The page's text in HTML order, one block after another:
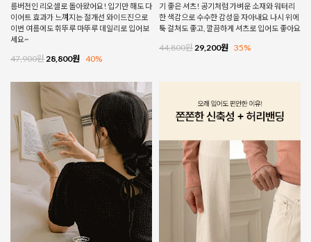
름버전인 리오셀로 돌아왔어요! 입기만 해도 다
이어트 효과가 느껴지는 절개선 와이드진으로
이번 여름에도 휘뚜루 마뚜루 데일리로 입어보
세요~
47,900원 28,800원 40%
기 좋은 셔츠! 공기처럼 가벼운 소재와 워터리
한 색감으로 수수한 감성을 자아내요 나시 위에
툭 걸쳐도 좋고, 깔끔하게 셔츠로 입어도 좋아요
44,800원 29,200원 35%